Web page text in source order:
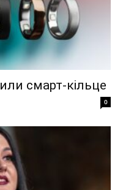
смарт-кільце
0